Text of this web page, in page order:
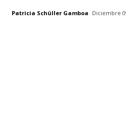
Patricia Schüller Gamboa Diciembre